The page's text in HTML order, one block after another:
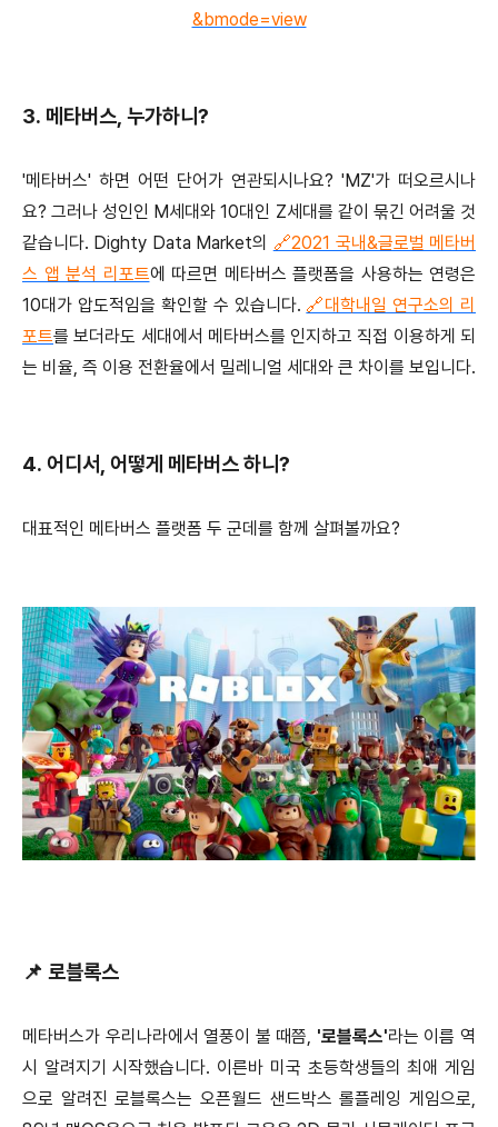
&bmode=view
3. 메타버스, 누가하니?
'메타버스' 하면 어떤 단어가 연관되시나요? 'MZ'가 떠오르시나
요? 그러나 성인인 M세대와 10대인 Z세대를 같이 묶긴 어려울 것
같습니다. Dighty Data Market의 🔗2021 국내&글로벌 메타버
스 앱 분석 리포트에 따르면 메타버스 플랫폼을 사용하는 연령은
10대가 압도적임을 확인할 수 있습니다. 🔗대학내일 연구소의 리
포트를 보더라도 세대에서 메타버스를 인지하고 직접 이용하게 되
는 비율, 즉 이용 전환율에서 밀레니얼 세대와 큰 차이를 보입니다.
4. 어디서, 어떻게 메타버스 하니?
대표적인 메타버스 플랫폼 두 군데를 함께 살펴볼까요?
📌 로블록스
메타버스가 우리나라에서 열풍이 불 때쯤, '로블록스'라는 이름 역
시 알려지기 시작했습니다. 이른바 미국 초등학생들의 최애 게임
으로 알려진 로블록스는 오픈월드 샌드박스 롤플레잉 게임으로,